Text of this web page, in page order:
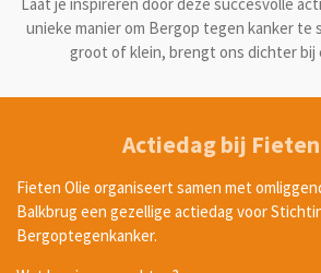
Laat je inspireren door deze succesvolle
unieke manier om Bergop tegen kanker te
groot of klein, brengt ons dichter bij
Actiedag bij
Fieten Olie organiseert samen met
Balkbrug een gezellige actiedag voor
Bergoptegenkanker.